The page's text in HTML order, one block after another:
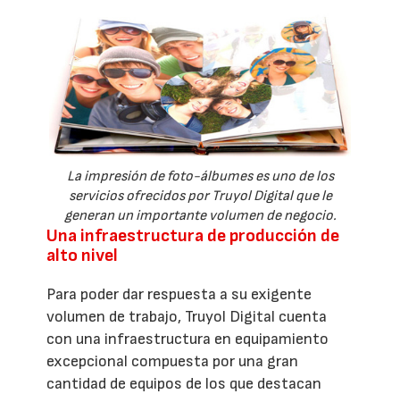
La impresión de foto-álbumes es uno de los
servicios ofrecidos por Truyol Digital que le
generan un importante volumen de negocio.
Una infraestructura de producción de
alto nivel
Para poder dar respuesta a su exigente
volumen de trabajo, Truyol Digital cuenta
con una infraestructura en equipamiento
excepcional compuesta por una gran
cantidad de equipos de los que destacan